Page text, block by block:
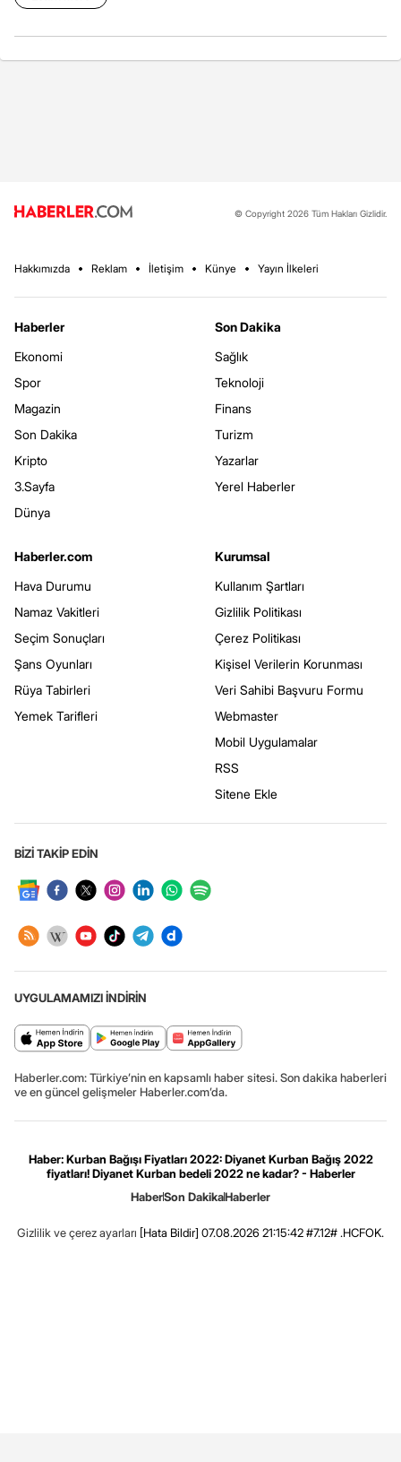
© Copyright 2026 Tüm Hakları Gizlidir.
Hakkımızda Reklam İletişim Künye Yayın İlkeleri
Haberler
Ekonomi
Spor
Magazin
Son Dakika
Kripto
3.Sayfa
Dünya
Son Dakika
Sağlık
Teknoloji
Finans
Turizm
Yazarlar
Yerel Haberler
Haberler.com
Hava Durumu
Namaz Vakitleri
Seçim Sonuçları
Şans Oyunları
Rüya Tabirleri
Yemek Tarifleri
Kurumsal
Kullanım Şartları
Gizlilik Politikası
Çerez Politikası
Kişisel Verilerin Korunması
Veri Sahibi Başvuru Formu
Webmaster
Mobil Uygulamalar
RSS
Sitene Ekle
BİZİ TAKİP EDİN
UYGULAMAMIZI İNDİRİN
Haberler.com: Türkiye’nin en kapsamlı haber sitesi. Son dakika haberleri
ve en güncel gelişmeler Haberler.com’da.
Haber: Kurban Bağışı Fiyatları 2022: Diyanet Kurban Bağış 2022
fiyatları! Diyanet Kurban bedeli 2022 ne kadar? - Haberler
HaberSon DakikaHaberler
Gizlilik ve çerez ayarları [Hata Bildir] 07.08.2026 21:15:42 #7.12# .HCFOK.